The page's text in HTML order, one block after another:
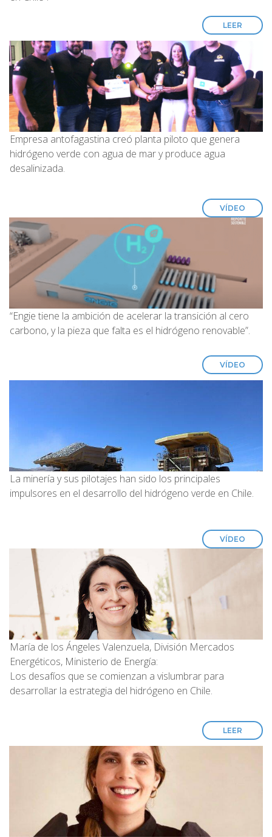
LEER
Empresa antofagastina creó planta piloto que genera
hidrógeno verde con agua de mar y produce agua
desalinizada.
VÍDEO
“Engie tiene la ambición de acelerar la transición al cero
carbono, y la pieza que falta es el hidrógeno renovable”.
VÍDEO
La minería y sus pilotajes han sido los principales
impulsores en el desarrollo del hidrógeno verde en Chile.
VÍDEO
María de los Ángeles Valenzuela, División Mercados
Energéticos, Ministerio de Energía:
Los desafíos que se comienzan a vislumbrar para
desarrollar la estrategia del hidrógeno en Chile.
LEER